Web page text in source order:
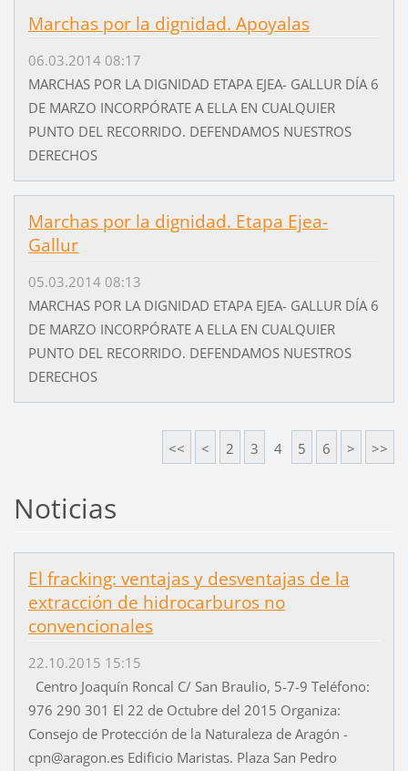
Marchas por la dignidad. Apoyalas
06.03.2014 08:17
MARCHAS POR LA DIGNIDAD ETAPA EJEA- GALLUR DÍA 6
DE MARZO INCORPÓRATE A ELLA EN CUALQUIER
PUNTO DEL RECORRIDO. DEFENDAMOS NUESTROS
DERECHOS
Marchas por la dignidad. Etapa Ejea-
Gallur
05.03.2014 08:13
MARCHAS POR LA DIGNIDAD ETAPA EJEA- GALLUR DÍA 6
DE MARZO INCORPÓRATE A ELLA EN CUALQUIER
PUNTO DEL RECORRIDO. DEFENDAMOS NUESTROS
DERECHOS
<< < 2 3 4 5 6 > >>
Noticias
El fracking: ventajas y desventajas de la
extracción de hidrocarburos no
convencionales
22.10.2015 15:15
Centro Joaquín Roncal C/ San Braulio, 5-7-9 Teléfono:
976 290 301 El 22 de Octubre del 2015 Organiza:
Consejo de Protección de la Naturaleza de Aragón -
cpn@aragon.es Edificio Maristas. Plaza San Pedro